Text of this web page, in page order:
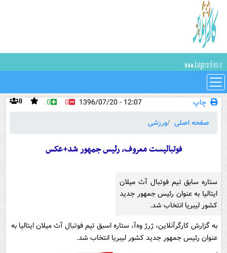
چاپ 0 0 0
12:07 - 1396/07/20
صفحه اصلی
ورزشی
فوتبالیست معروف، رئیس جمهور شد+عکس
ستاره سابق تیم فوتبال آث میلان
ایتالیا به عنوان رئیس جمهور جدید
کشور لیبریا انتخاب شد.
به گزارش کارگرآنلاین، ژرژ وه‌آ، ستاره اسبق تیم فوتبال آث میلان ایتالیا به
عنوان رئیس جمهور جدید کشور لیبریا انتخاب شد.